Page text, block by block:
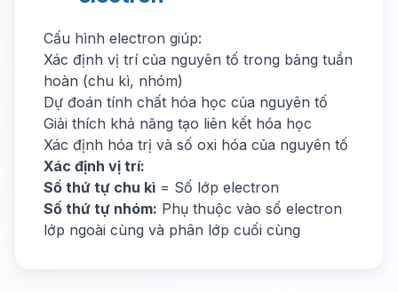
Cấu hình electron giúp:
Xác định vị trí của nguyên tố trong bảng tuần
hoàn (chu kì, nhóm)
Dự đoán tính chất hóa học của nguyên tố
Giải thích khả năng tạo liên kết hóa học
Xác định hóa trị và số oxi hóa của nguyên tố
Xác định vị trí:
Số thứ tự chu kì = Số lớp electron
Số thứ tự nhóm: Phụ thuộc vào số electron
lớp ngoài cùng và phân lớp cuối cùng